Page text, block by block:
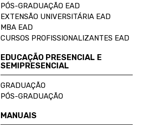
PÓS-GRADUAÇÃO EAD
EXTENSÃO UNIVERSITÁRIA EAD
MBA EAD
CURSOS PROFISSIONALIZANTES EAD
EDUCAÇÃO PRESENCIAL E
SEMIPRESENCIAL
GRADUAÇÃO
PÓS-GRADUAÇÃO
MANUAIS